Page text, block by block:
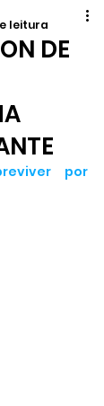
DE
leitura
por